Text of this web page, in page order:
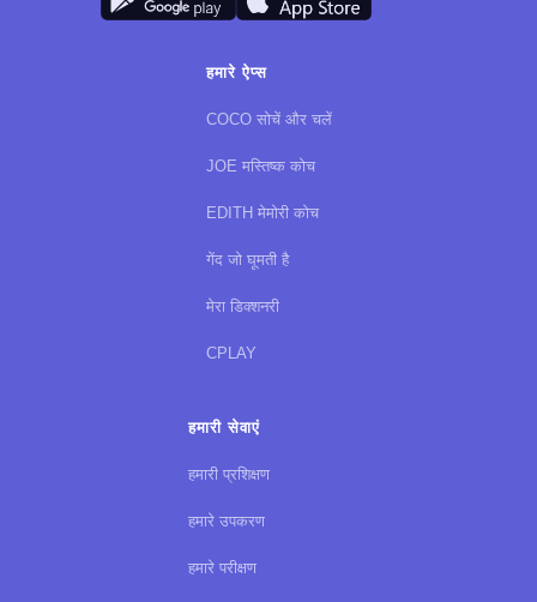
COCO PENSE & COCO BOUGE ऐप की खोज, इसके
मुक्त करने के लिए खेल के ब्रेक के साथ।
हमारे ऐप्स
COCO सोचें और चलें
JOE मस्तिष्क कोच
EDITH मेमोरी कोच
गेंद जो घूमती है
मेरा डिक्शनरी
CPLAY
हमारी सेवाएं
हमारी प्रशिक्षण
हमारे उपकरण
हमारे परीक्षण